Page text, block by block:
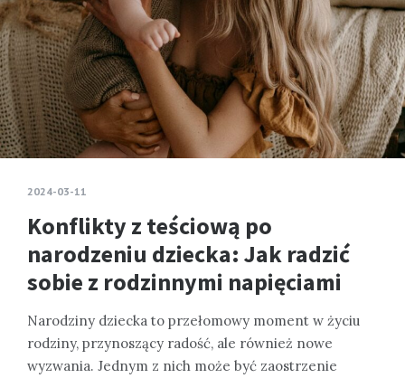
2024-03-11
Konflikty z teściową po
narodzeniu dziecka: Jak radzić
sobie z rodzinnymi napięciami
Narodziny dziecka to przełomowy moment w życiu
rodziny, przynoszący radość, ale również nowe
wyzwania. Jednym z nich może być zaostrzenie